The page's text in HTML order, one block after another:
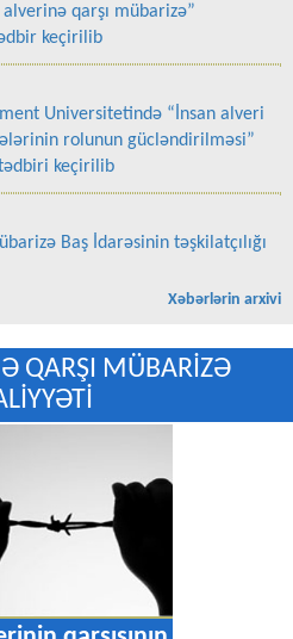
alverinə qarşı mübarizə”
keçirilib
Universitetində “İnsan alveri
rolunun gücləndirilməsi”
keçirilib
Baş İdarəsinin təşkilatçılığı
Xəbərlərin arxivi
QARŞI MÜBARİZƏ